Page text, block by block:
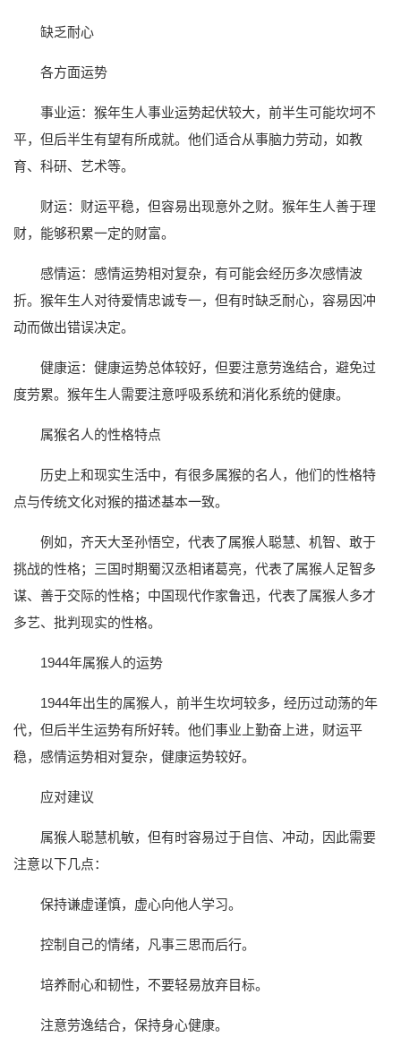
缺乏耐心
各方面运势
事业运：猴年生人事业运势起伏较大，前半生可能坎坷不
平，但后半生有望有所成就。他们适合从事脑力劳动，如教
育、科研、艺术等。
财运：财运平稳，但容易出现意外之财。猴年生人善于理
财，能够积累一定的财富。
感情运：感情运势相对复杂，有可能会经历多次感情波
折。猴年生人对待爱情忠诚专一，但有时缺乏耐心，容易因冲
动而做出错误决定。
健康运：健康运势总体较好，但要注意劳逸结合，避免过
度劳累。猴年生人需要注意呼吸系统和消化系统的健康。
属猴名人的性格特点
历史上和现实生活中，有很多属猴的名人，他们的性格特
点与传统文化对猴的描述基本一致。
例如，齐天大圣孙悟空，代表了属猴人聪慧、机智、敢于
挑战的性格；三国时期蜀汉丞相诸葛亮，代表了属猴人足智多
谋、善于交际的性格；中国现代作家鲁迅，代表了属猴人多才
多艺、批判现实的性格。
1944年属猴人的运势
1944年出生的属猴人，前半生坎坷较多，经历过动荡的年
代，但后半生运势有所好转。他们事业上勤奋上进，财运平
稳，感情运势相对复杂，健康运势较好。
应对建议
属猴人聪慧机敏，但有时容易过于自信、冲动，因此需要
注意以下几点：
保持谦虚谨慎，虚心向他人学习。
控制自己的情绪，凡事三思而后行。
培养耐心和韧性，不要轻易放弃目标。
注意劳逸结合，保持身心健康。